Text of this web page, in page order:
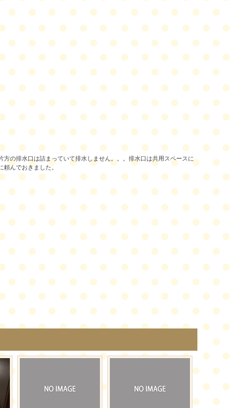
の排水口は詰まっていて排水しません。。。排水口は共用スペースに
んでおきました。